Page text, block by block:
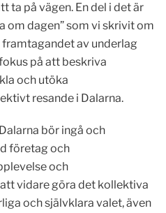
ta på vägen. En del i det är
om dagen” som vi skrivit om
av underlag
på att beskriva
och utöka
resande i Dalarna.
bör ingå och
företag och
och
vidare göra det kollektiva
och självklara valet, även